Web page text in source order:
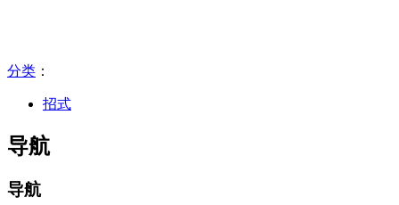
分类 ：​
招式
导航
导航